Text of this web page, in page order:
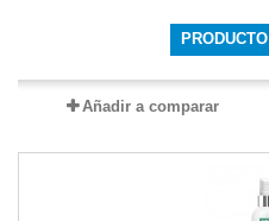
Añadir a comparar